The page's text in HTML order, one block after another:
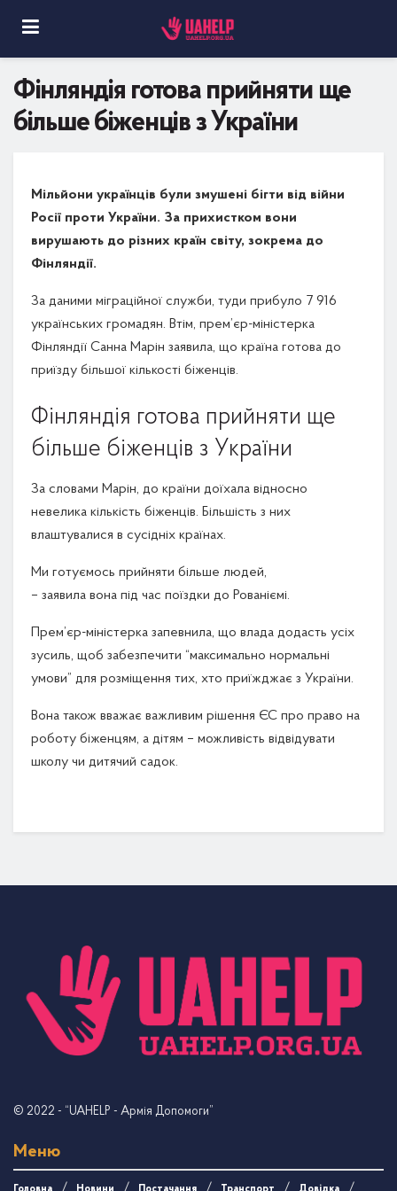
Фінляндія готова прийняти ще
більше біженців з України
Мільйони українців були змушені бігти від війни
Росії проти України. За прихистком вони
вирушають до різних країн світу, зокрема до
Фінляндії.
За даними міграційної служби, туди прибуло 7 916
українських громадян. Втім, прем’єр-міністерка
Фінляндії Санна Марін заявила, що країна готова до
приїзду більшої кількості біженців.
Фінляндія готова прийняти ще
більше біженців з України
За словами Марін, до країни доїхала відносно
невелика кількість біженців. Більшість з них
влаштувалися в сусідніх країнах.
Ми готуємось прийняти більше людей,
– заявила вона під час поїздки до Рованіємі.
Прем’єр-міністерка запевнила, що влада додасть усіх
зусиль, щоб забезпечити “максимально нормальні
умови” для розміщення тих, хто приїжджає з України.
Вона також вважає важливим рішення ЄС про право на
роботу біженцям, а дітям – можливість відвідувати
школу чи дитячий садок.
© 2022 - “UAHELP - Армія Допомоги”
Меню